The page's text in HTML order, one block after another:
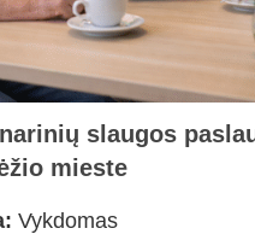
slaugos
mieste
Vykdomas